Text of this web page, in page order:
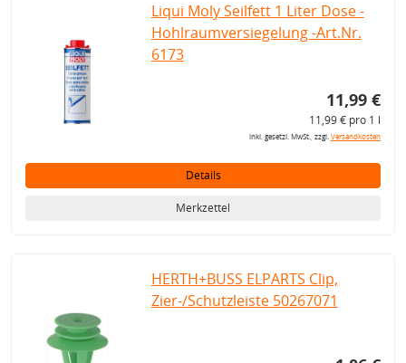
Liqui Moly Seilfett 1 Liter Dose -
Hohlraumversiegelung -Art.Nr.
6173
11,99 €
11,99 € pro 1 l
inkl. gesetzl. MwSt., zzgl.Versandkosten
Details
Merkzettel
HERTH+BUSS ELPARTS Clip,
Zier-/Schutzleiste 50267071